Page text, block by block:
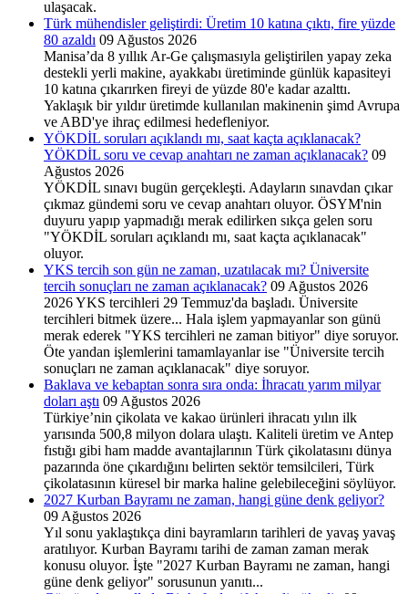
ulaşacak.
Türk mühendisler geliştirdi: Üretim 10 katına çıktı, fire yüzde
80 azaldı 09 Ağustos 2026
Manisa’da 8 yıllık Ar-Ge çalışmasıyla geliştirilen yapay zeka
destekli yerli makine, ayakkabı üretiminde günlük kapasiteyi
10 katına çıkarırken fireyi de yüzde 80'e kadar azalttı.
Yaklaşık bir yıldır üretimde kullanılan makinenin şimd Avrupa
ve ABD'ye ihraç edilmesi hedefleniyor.
YÖKDİL soruları açıklandı mı, saat kaçta açıklanacak?
YÖKDİL soru ve cevap anahtarı ne zaman açıklanacak? 09
Ağustos 2026
YÖKDİL sınavı bugün gerçekleşti. Adayların sınavdan çıkar
çıkmaz gündemi soru ve cevap anahtarı oluyor. ÖSYM'nin
duyuru yapıp yapmadığı merak edilirken sıkça gelen soru
"YÖKDİL soruları açıklandı mı, saat kaçta açıklanacak"
oluyor.
YKS tercih son gün ne zaman, uzatılacak mı? Üniversite
tercih sonuçları ne zaman açıklanacak? 09 Ağustos 2026
2026 YKS tercihleri 29 Temmuz'da başladı. Üniversite
tercihleri bitmek üzere... Hala işlem yapmayanlar son günü
merak ederek "YKS tercihleri ne zaman bitiyor" diye soruyor.
Öte yandan işlemlerini tamamlayanlar ise "Üniversite tercih
sonuçları ne zaman açıklanacak" diye soruyor.
Baklava ve kebaptan sonra sıra onda: İhracatı yarım milyar
doları aştı 09 Ağustos 2026
Türkiye’nin çikolata ve kakao ürünleri ihracatı yılın ilk
yarısında 500,8 milyon dolara ulaştı. Kaliteli üretim ve Antep
fıstığı gibi ham madde avantajlarının Türk çikolatasını dünya
pazarında öne çıkardığını belirten sektör temsilcileri, Türk
çikolatasının küresel bir marka haline gelebileceğini söylüyor.
2027 Kurban Bayramı ne zaman, hangi güne denk geliyor?
09 Ağustos 2026
Yıl sonu yaklaştıkça dini bayramların tarihleri de yavaş yavaş
aratılıyor. Kurban Bayramı tarihi de zaman zaman merak
konusu oluyor. İşte "2027 Kurban Bayramı ne zaman, hangi
güne denk geliyor" sorusunun yanıtı...